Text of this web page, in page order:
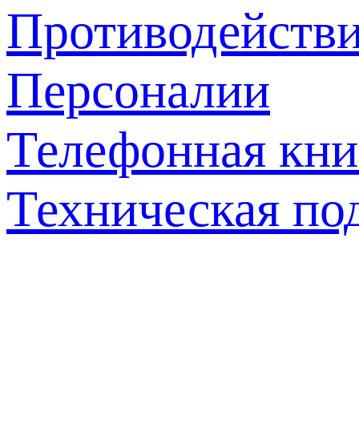
Персоналии
Телефонная
Техническая